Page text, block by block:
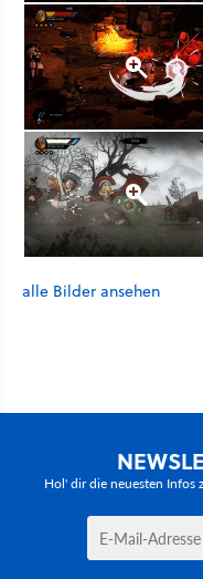
alle Bilder ansehen
Hol' dir die neuesten Infos